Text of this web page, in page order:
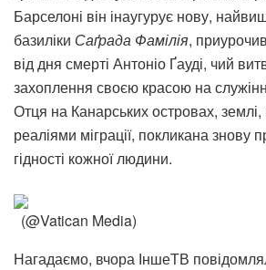
Барселоні він інаугурує нову,
базиліки Саґрада Фамілія,
від дня смерті Антоніо Ґауді, чий
захоплення своєю красою на
Отця на Канарських островах, землі,
реаліями міграції, покликана знову
гідності кожної людини.
(@Vatican Media)
Нагадаємо, вчора ІншеТВ